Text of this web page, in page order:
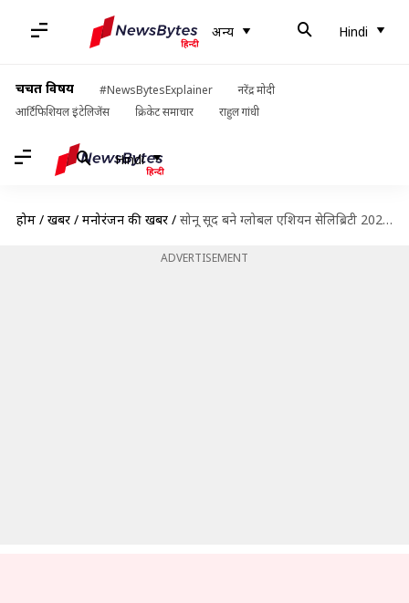
अन्य Hindi
चर्चित विषय #NewsBytesExplainer
नरेंद्र मोदी
आर्टिफिशियल इंटेलिजेंस
क्रिकेट समाचार राहुल गांधी
Hindi
होम / खबरें / मनोरंजन की खबरें / सोनू सूद बने ग्लोबल एशियन सेलिब्रिटी 2020, कई भारतीय हस्तियों ने बनाई लिस्ट में जगह
ADVERTISEMENT